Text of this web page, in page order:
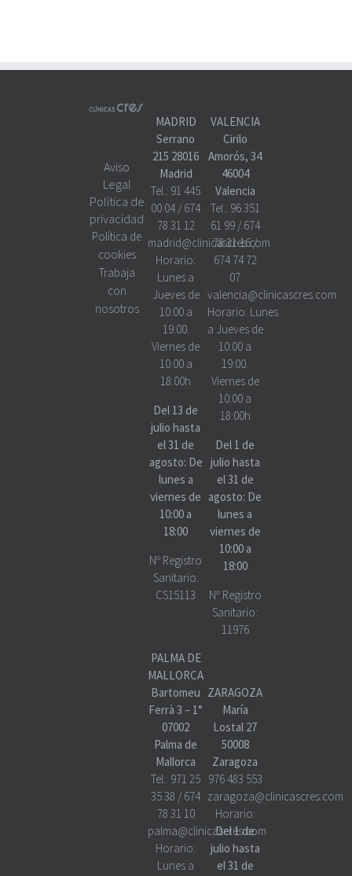
Aviso
Legal
Política de
privacidad
Política de
cookies
Trabaja
con
nosotros
MADRID
Serrano
215 28016
Madrid
Tel.: 91 445
00 04/ 674
78 31 12
madrid@clinicascres.com
Horario:
Lunes a
Jueves de
10:00 a
19:00.
Viernes de
10:00 a
18:00h
Del 13 de
julio hasta
el 31 de
agosto: De
lunes a
viernes de
10:00 a
18:00
Nº Registro
Sanitario:
CS15113
PALMA DE
MALLORCA
Bartomeu
Ferrà 3 – 1°
07002
Palma de
Mallorca
Tel.: 971 25
35 38 / 674
78 31 10
palma@clinicascres.com
Horario:
Lunes a
VALENCIA
Cirilo
Amorós, 34
46004
Valencia
Tel.: 96 351
61 99/ 674
78 31 16/
674 74 72
07
valencia@clinicascres.com
Horario: Lunes
a Jueves de
10:00 a
19:00.
Viernes de
10:00 a
18:00h
Del 1 de
julio hasta
el 31 de
agosto: De
lunes a
viernes de
10:00 a
18:00
Nº Registro
Sanitario:
11976
ZARAGOZA
María
Lostal 27
50008
Zaragoza
976 483 553
zaragoza@clinicascres.com
Horario:
Del 1 de
julio hasta
el 31 de